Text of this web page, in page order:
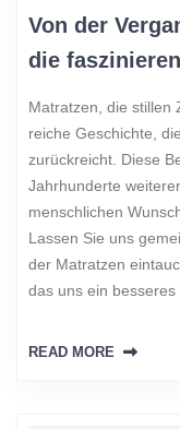
Von der
die
Matratzen, die stillen
reiche Geschichte,
zurückreicht. Diese
Jahrhunderte
menschlichen
Lassen Sie uns
der Matratzen
das uns ein besseres
READ MORE